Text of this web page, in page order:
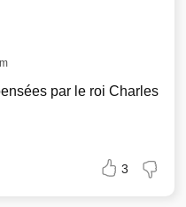
par le roi Charles
3